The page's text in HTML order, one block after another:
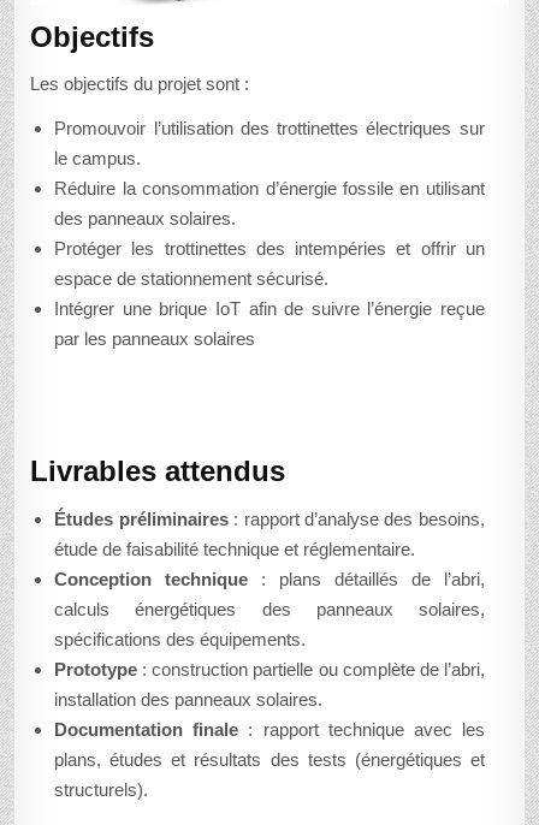
Objectifs
Les objectifs du projet sont :
Promouvoir l’utilisation des trottinettes électriques sur
le campus.
Réduire la consommation d’énergie fossile en utilisant
des panneaux solaires.
Protéger les trottinettes des intempéries et offrir un
espace de stationnement sécurisé.
Intégrer une brique IoT afin de suivre l’énergie reçue
par les panneaux solaires
Livrables attendus
Études préliminaires: rapport d’analyse des besoins,
étude de faisabilité technique et réglementaire.
Conception technique : plans détaillés de l’abri,
calculs énergétiques des panneaux solaires,
spécifications des équipements.
Prototype : construction partielle ou complète de l’abri,
installation des panneaux solaires.
Documentation finale : rapport technique avec les
plans, études et résultats des tests (énergétiques et
structurels).